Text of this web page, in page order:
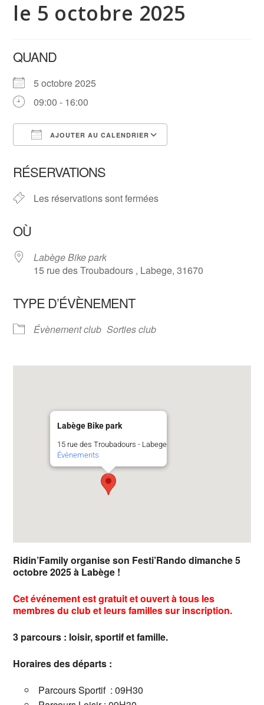
le 5 octobre 2025
QUAND
5 octobre 2025
09:00 - 16:00
AJOUTER AU CALENDRIER
RÉSERVATIONS
Les réservations sont fermées
OÙ
Labège Bike park
15 rue des Troubadours , Labege, 31670
TYPE D’ÉVÈNEMENT
Évènement club Sorties club
Labège Bike park
15 rue des Troubadours - Labege
Évènements
Ridin’Family organise son Festi’Rando dimanche 5
octobre 2025 à Labège !
Cet événement est gratuit et ouvert à tous les
membres du club et leurs familles sur inscription.
3 parcours : loisir, sportif et famille.
Horaires des départs :
Parcours Sportif : 09H30